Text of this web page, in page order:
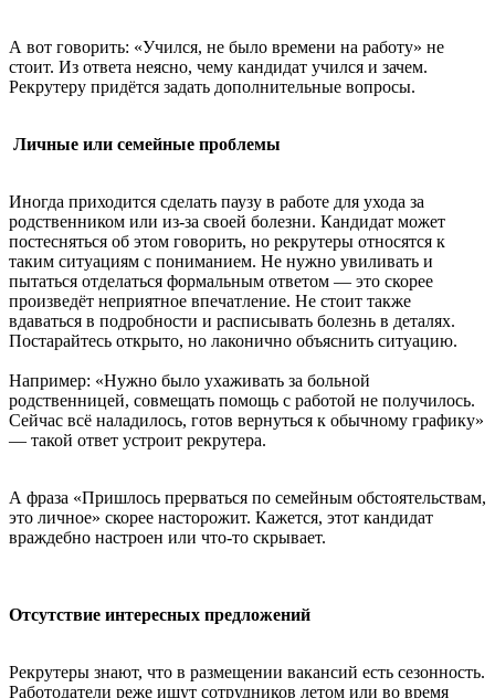
А вот говорить: «Учился, не было времени на работу» не
стоит. Из ответа неясно, чему кандидат учился и зачем.
Рекрутеру придётся задать дополнительные вопросы.
Личные или семейные проблемы
Иногда приходится сделать паузу в работе для ухода за
родственником или из-за своей болезни. Кандидат может
постесняться об этом говорить, но рекрутеры относятся к
таким ситуациям с пониманием. Не нужно увиливать и
пытаться отделаться формальным ответом — это скорее
произведёт неприятное впечатление. Не стоит также
вдаваться в подробности и расписывать болезнь в деталях.
Постарайтесь открыто, но лаконично объяснить ситуацию.
Например: «Нужно было ухаживать за больной
родственницей, совмещать помощь с работой не получилось.
Сейчас всё наладилось, готов вернуться к обычному графику»
— такой ответ устроит рекрутера.
А фраза «Пришлось прерваться по семейным обстоятельствам,
это личное» скорее насторожит. Кажется, этот кандидат
враждебно настроен или что-то скрывает.
Отсутствие интересных предложений
Рекрутеры знают, что в размещении вакансий есть сезонность.
Работодатели реже ищут сотрудников летом или во время